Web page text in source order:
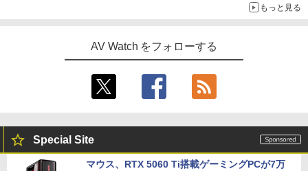
もっと見る
AV Watch をフォローする
Special Site
マウス、RTX 5060 Ti搭載ゲーミングPCが7万